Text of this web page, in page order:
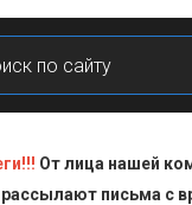
От лица нашей
письма с